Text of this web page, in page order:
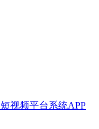
视频平台系统APP